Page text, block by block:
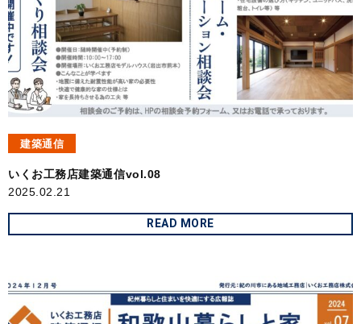
建築通信
いくお工務店建築通信vol.08
2025.02.21
READ MORE